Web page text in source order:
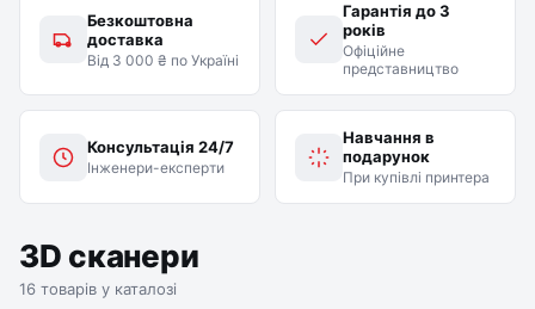
Безкоштовна
доставка
Від 3 000 ₴ по Україні
Гарантія до 3
років
Офіційне
представництво
Консультація 24/7
Інженери-експерти
Навчання в
подарунок
При купівлі принтера
3D сканери
16 товарів у каталозі